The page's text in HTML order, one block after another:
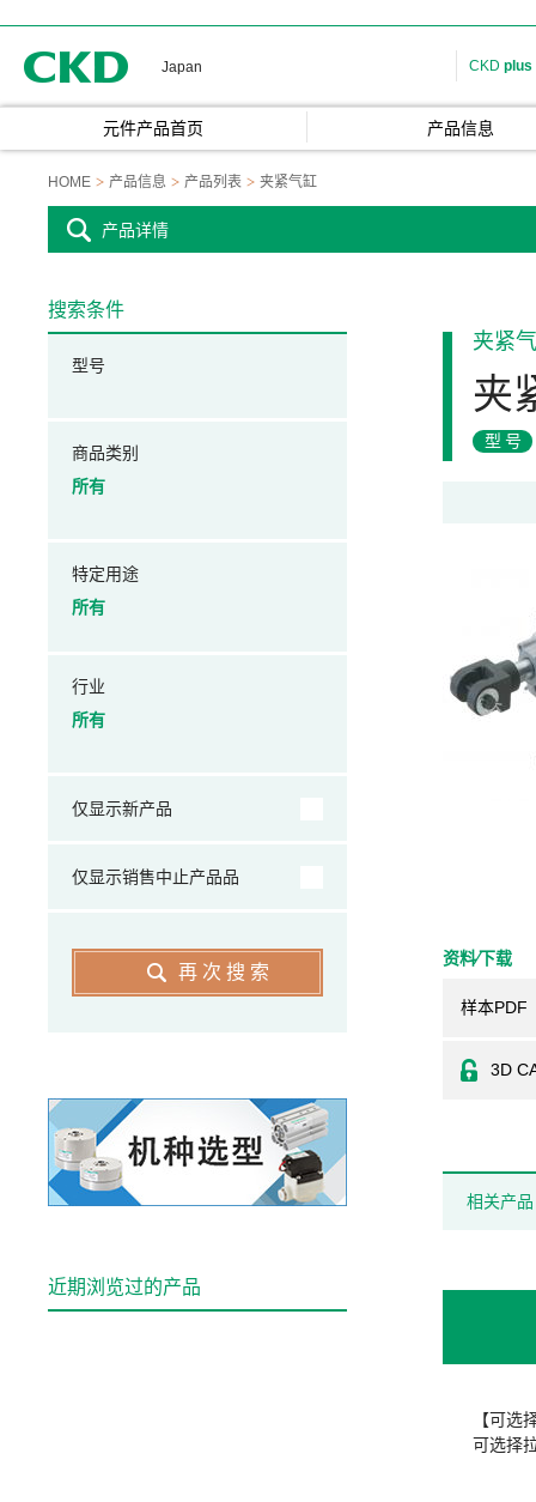
Japan CKD plus
元件产品首页 产品信息
HOME 产品信息 产品列表 夹紧气缸
产品详情
夹紧
夹
型号
资料⁄下载
样本PDF
3D
相关产品
【可选
可选择
搜索条件
型号
商品类别
所有
特定用途
所有
行业
所有
仅显示新产品
仅显示销售中止产品品
再次搜索
近期浏览过的产品